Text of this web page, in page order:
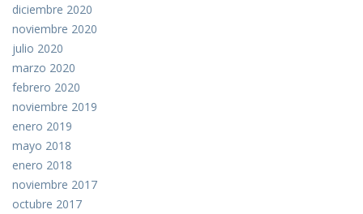
diciembre 2020
noviembre 2020
julio 2020
marzo 2020
febrero 2020
noviembre 2019
enero 2019
mayo 2018
enero 2018
noviembre 2017
octubre 2017